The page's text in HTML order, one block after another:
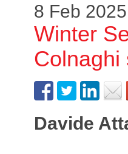
8 Feb
Winter
Colnaghi
Davide